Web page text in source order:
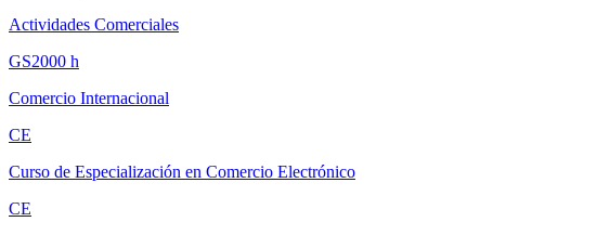
Actividades Comerciales
GS2000 h
Comercio Internacional
CE
Curso de Especialización en Comercio Electrónico
CE